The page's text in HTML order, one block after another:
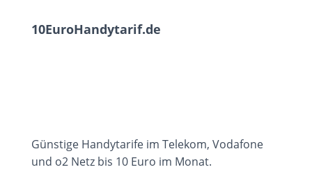
10EuroHandytarif.de
Günstige Handytarife im Telekom, Vodafone
und o2 Netz bis 10 Euro im Monat.